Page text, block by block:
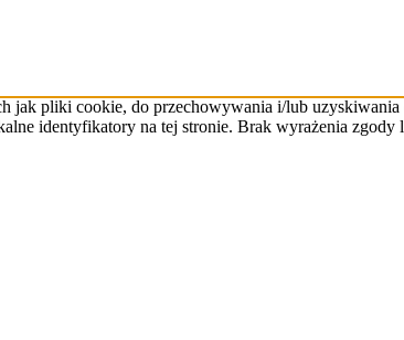
jak pliki cookie, do przechowywania i/lub
identyfikatory na tej stronie. Brak wyrażenia